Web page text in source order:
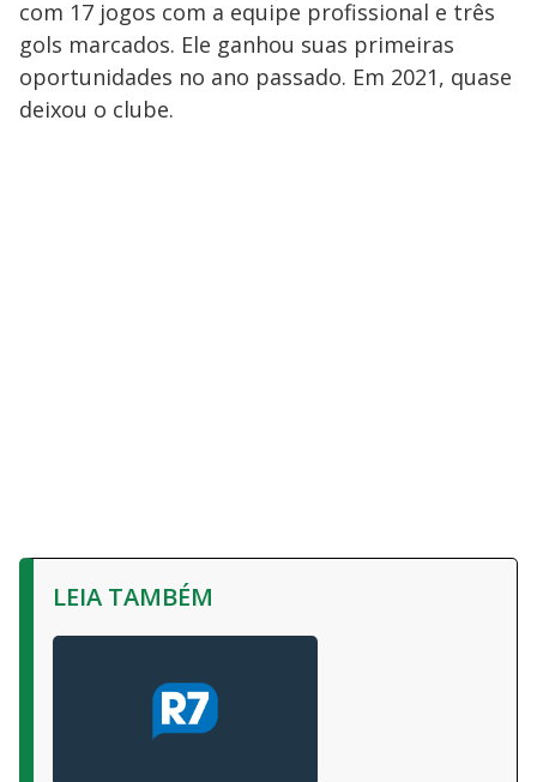
com 17 jogos com a equipe profissional e três
gols marcados. Ele ganhou suas primeiras
oportunidades no ano passado. Em 2021, quase
deixou o clube.
LEIA TAMBÉM